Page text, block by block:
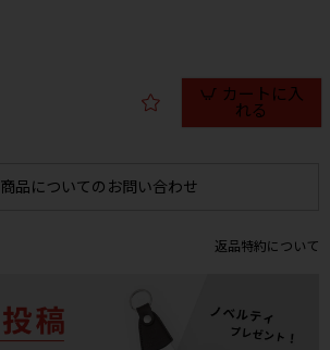
カートに入
れる
商品についてのお問い合わせ
返品特約について